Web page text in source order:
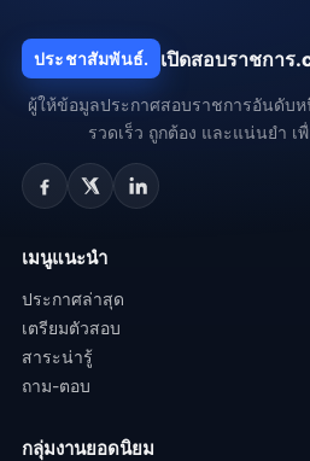
ประชาสัมพันธ์. เปิดสอบราชการ
ผู้ให้ข้อมูลประกาศสอบราชการอันดับ
รวดเร็ว ถูกต้อง และแน่นยำ เ
เมนูแนะนำ
ประกาศล่าสุด
เตรียมตัวสอบ
สาระน่ารู้
ถาม-ตอบ
กลุ่มงานยอดนิยม